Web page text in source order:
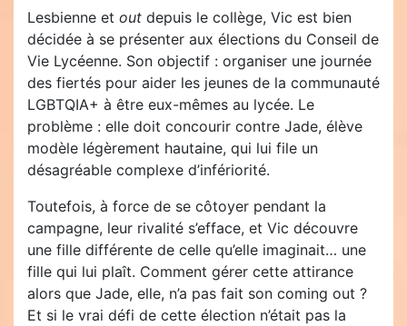
Lesbienne et out depuis le collège, Vic est bien
décidée à se présenter aux élections du Conseil de
Vie Lycéenne. Son objectif : organiser une journée
des fiertés pour aider les jeunes de la communauté
LGBTQIA+ à être eux-mêmes au lycée. Le
problème : elle doit concourir contre Jade, élève
modèle légèrement hautaine, qui lui file un
désagréable complexe d’infériorité.
Toutefois, à force de se côtoyer pendant la
campagne, leur rivalité s’efface, et Vic découvre
une fille différente de celle qu’elle imaginait… une
fille qui lui plaît. Comment gérer cette attirance
alors que Jade, elle, n’a pas fait son coming out ?
Et si le vrai défi de cette élection n’était pas la